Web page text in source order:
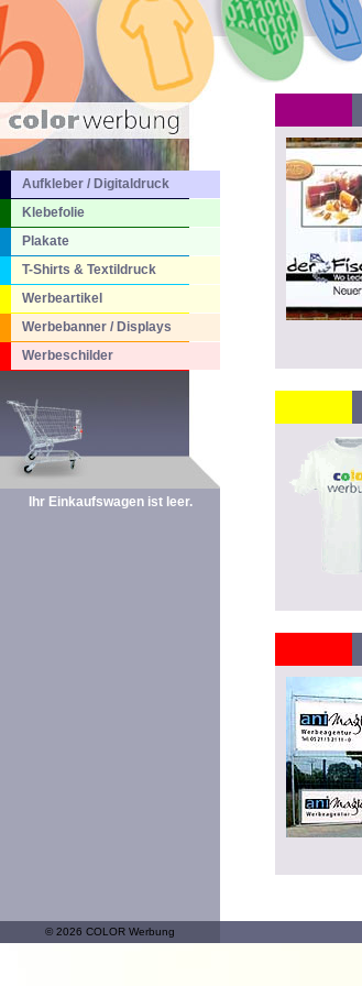
Aufkleber / Digitaldruck
Klebefolie
Plakate
T-Shirts & Textildruck
Werbeartikel
Werbebanner / Displays
Werbeschilder
Ihr Einkaufswagen ist leer.
© 2026 COLOR Werbung